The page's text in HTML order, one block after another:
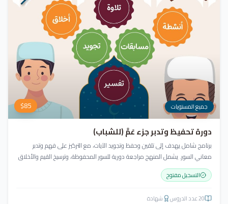
جميع المستويات $85
دورة تحفيظ وتدبر جزء عَمَّ (للشباب)
برنامج شامل يهدف إلى تلقين وحفظ وتجويد الآيات، مع التركيز على فهم وتدبر
معاني السور. يشمل المنهج مراجعة دورية للسور المحفوظة، وترسيخ القيم والأخلاق
القرآنية من خلال أنشطة تفاعلية تدعم مهارات القراءة والفهم.
التسجيل مفتوح
20عدد الدروس شهادة